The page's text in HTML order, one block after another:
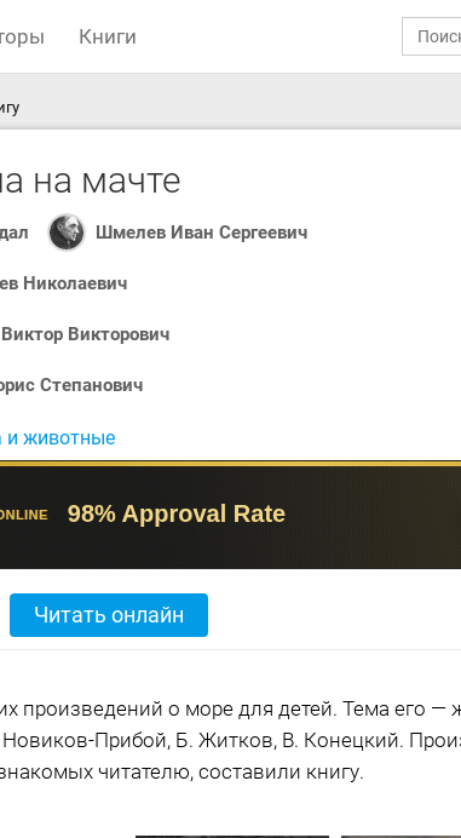
Книги
на мачте
Шмелев Иван Сергеевич
Николаевич
Викторович
Степанович
и животные
Читать онлайн
произведений о море для детей. Тема его —
Прибой, Б. Житков, В. Конецкий.
читателю, составили книгу.